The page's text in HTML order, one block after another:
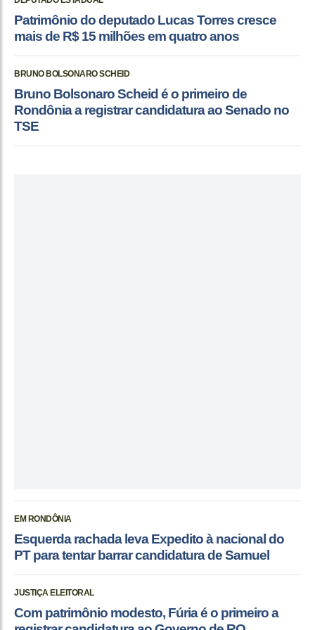
Patrimônio do deputado Lucas Torres cresce
mais de R$ 15 milhões em quatro anos
BRUNO BOLSONARO SCHEID
Bruno Bolsonaro Scheid é o primeiro de
Rondônia a registrar candidatura ao Senado no
TSE
EM RONDÔNIA
Esquerda rachada leva Expedito à nacional do
PT para tentar barrar candidatura de Samuel
JUSTIÇA ELEITORAL
Com patrimônio modesto, Fúria é o primeiro a